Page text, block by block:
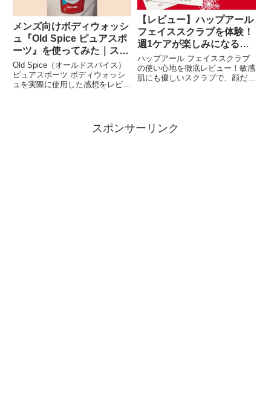
メンズ向けボディウォッシ
ュ『Old Spice ピュアスポ
ーツ』を使ってみた｜スポ
ーツ後に爽やかなな香り
Old Spice（オールドスパイス）
ピュアスポーツ ボディウォッシ
ュを実際に使用した感想をレビュ
【レビュー】ハップアール
フェイススクラブを体験！
週1ケアが楽しみになるそ
の魅力とは？
ハップアール フェイススクラブ
の使い心地を徹底レビュー！敏感
肌にも優しいスクラブで、顔だけ
ケージデザインもおしゃれで、ギ
フトにも最適です。
スポンサーリンク